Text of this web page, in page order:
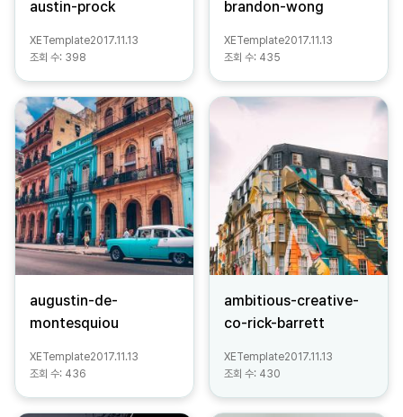
austin-prock
XETemplate2017.11.13
조회 수: 398
brandon-wong
XETemplate2017.11.13
조회 수: 435
augustin-de-
montesquiou
XETemplate2017.11.13
조회 수: 436
ambitious-creative-
co-rick-barrett
XETemplate2017.11.13
조회 수: 430